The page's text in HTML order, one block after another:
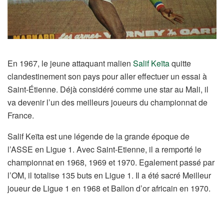
En 1967, le jeune attaquant malien Salif Keïtaquitte
clandestinement son pays pour aller effectuer un essai à
Saint-Étienne. Déjà considéré comme une star au Mali, il
va devenir l’un des meilleurs joueurs du championnat de
France.
Salif Keïta est une légende de la grande époque de
l’ASSE en Ligue 1. Avec Saint-Etienne, il a remporté le
championnat en 1968, 1969 et 1970. Egalement passé par
l’OM, il totalise 135 buts en Ligue 1. Il a été sacré Meilleur
joueur de Ligue 1 en 1968 et Ballon d’or africain en 1970.